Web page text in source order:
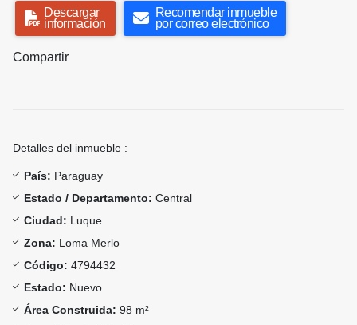
Descargar
información
Recomendar inmueble
por correo electrónico
Compartir
Detalles del inmueble :
País: Paraguay
Estado / Departamento: Central
Ciudad: Luque
Zona: Loma Merlo
Código: 4794432
Estado: Nuevo
Área Construida: 98 m²